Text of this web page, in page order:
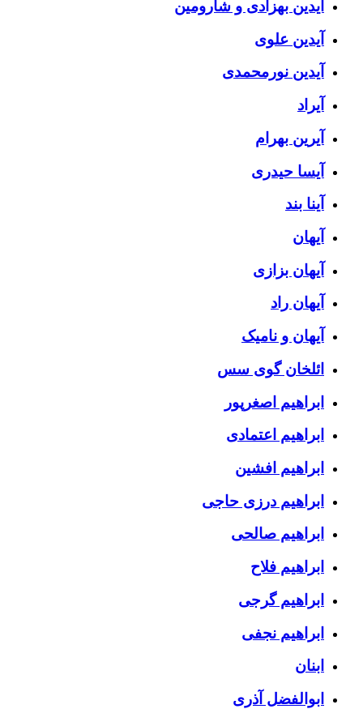
آیدین بهزادی و شارومین
آیدین علوی
آیدین نورمحمدی
آیراد
آیرین بهرام
آیسا حیدری
آینا بند
آیهان
آیهان بزازی
آیهان راد
آیهان و نامیک
ائلخان گوی سس
ابراهیم اصغرپور
ابراهیم اعتمادی
ابراهیم افشین
ابراهیم درزی حاجی
ابراهیم صالحی
ابراهیم فلاح
ابراهیم گرجی
ابراهیم نجفی
ابنان
ابوالفضل آذری